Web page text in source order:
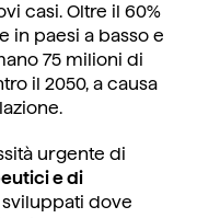
casi. Oltre il 60%
in paesi a basso e
75 milioni di
il 2050, a causa
urgente di
e di
dove